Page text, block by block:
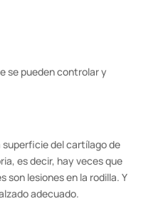
se pueden controlar y
superficie del cartílago de
es decir, hay veces que
son lesiones en la rodilla. Y
adecuado.